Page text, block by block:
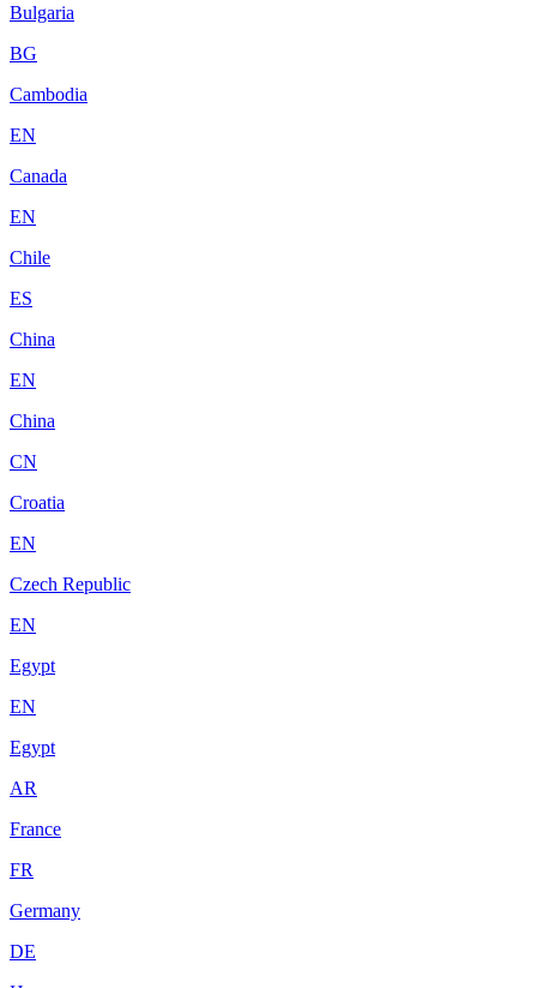
Bulgaria
BG
Cambodia
EN
Canada
EN
Chile
ES
China
EN
China
CN
Croatia
EN
Czech Republic
EN
Egypt
EN
Egypt
AR
France
FR
Germany
DE